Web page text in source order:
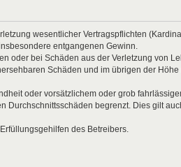
wesentlicher Vertragspflichten
entgangenen Gewinn.
oder bei Schäden aus der Verletzung von
Schäden und im übrigen der
oder vorsätzlichem oder grob
begrenzt. Dies gilt
des Betreibers.